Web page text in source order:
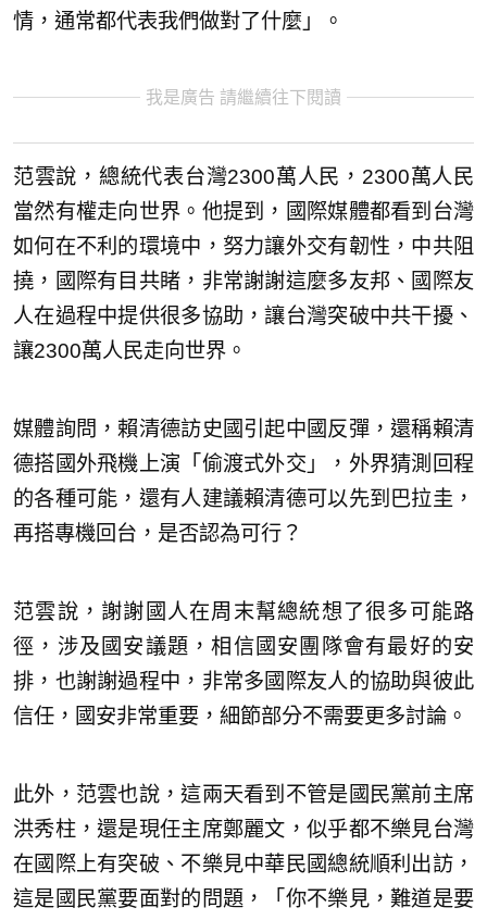
情，通常都代表我們做對了什麼」。
我是廣告 請繼續往下閱讀
范雲說，總統代表台灣2300萬人民，2300萬人民
當然有權走向世界。他提到，國際媒體都看到台灣
如何在不利的環境中，努力讓外交有韌性，中共阻
撓，國際有目共睹，非常謝謝這麼多友邦、國際友
人在過程中提供很多協助，讓台灣突破中共干擾、
讓2300萬人民走向世界。
媒體詢問，賴清德訪史國引起中國反彈，還稱賴清
德搭國外飛機上演「偷渡式外交」，外界猜測回程
的各種可能，還有人建議賴清德可以先到巴拉圭，
再搭專機回台，是否認為可行？
范雲說，謝謝國人在周末幫總統想了很多可能路
徑，涉及國安議題，相信國安團隊會有最好的安
排，也謝謝過程中，非常多國際友人的協助與彼此
信任，國安非常重要，細節部分不需要更多討論。
此外，范雲也說，這兩天看到不管是國民黨前主席
洪秀柱，還是現任主席鄭麗文，似乎都不樂見台灣
在國際上有突破、不樂見中華民國總統順利出訪，
這是國民黨要面對的問題，「你不樂見，難道是要